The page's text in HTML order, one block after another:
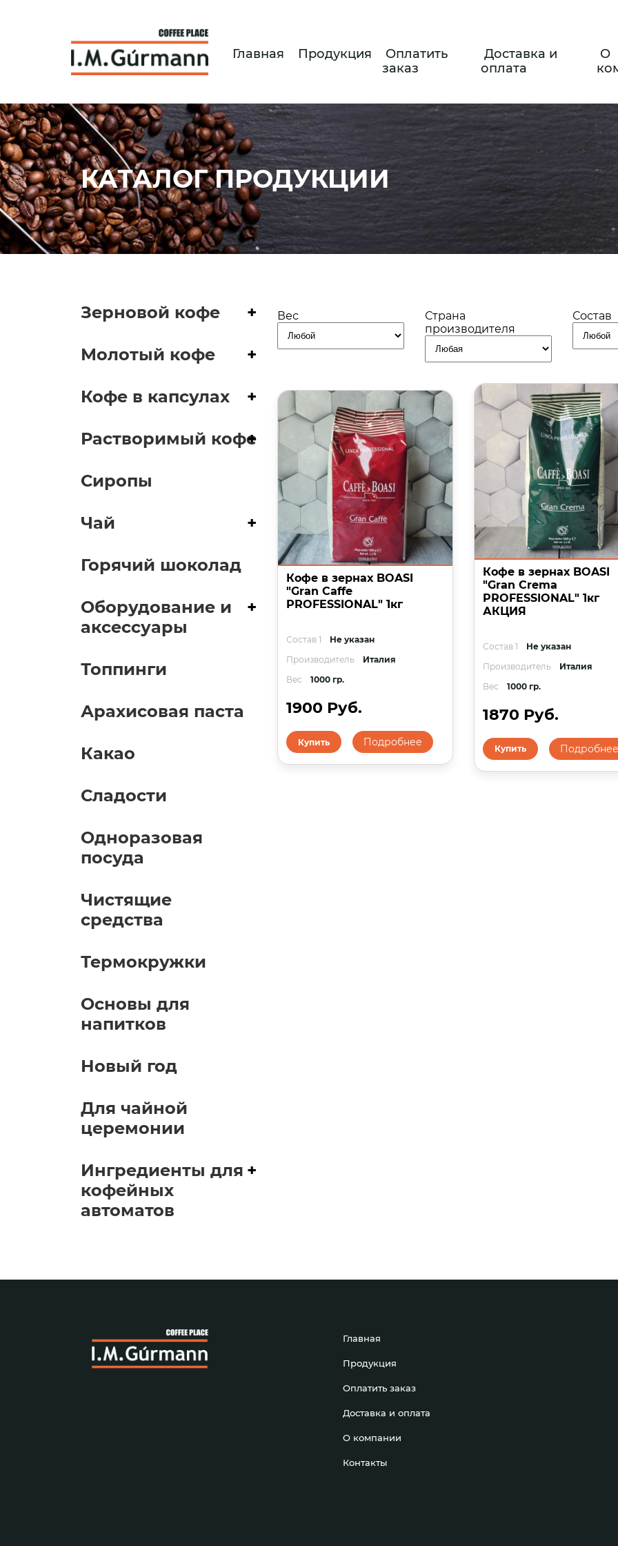
Главная Продукция
Оплатить
заказ
Доставка и
оплата
О
КАТАЛОГ ПРОДУКЦИИ
Зерновой кофе +
Молотый кофе +
Кофе в капсулах +
Растворимый кофе
+
Сиропы
Чай +
Горячий шоколад
Оборудование и
аксессуары
+
Топпинги
Арахисовая паста
Какао
Сладости
Одноразовая
посуда
Чистящие
средства
Термокружки
Основы для
напитков
Новый год
Для чайной
церемонии
Ингредиенты для
кофейных
автоматов
+
Вес
Страна
производителя
Состав
Кофе в зернах BOASI
"Gran Caffe
PROFESSIONAL" 1кг
Состав 1
Не указан
Производитель
Италия
Вес
1000 гр.
1900 Руб.
Купить Подробнее
Кофе в зернах BOASI
"Gran Crema
PROFESSIONAL" 1кг
АКЦИЯ
Состав 1
Не указан
Производитель
Италия
Вес
1000 гр.
1870 Руб.
Купить Подробнее
Главная
Продукция
Оплатить заказ
Доставка и оплата
О компании
Контакты